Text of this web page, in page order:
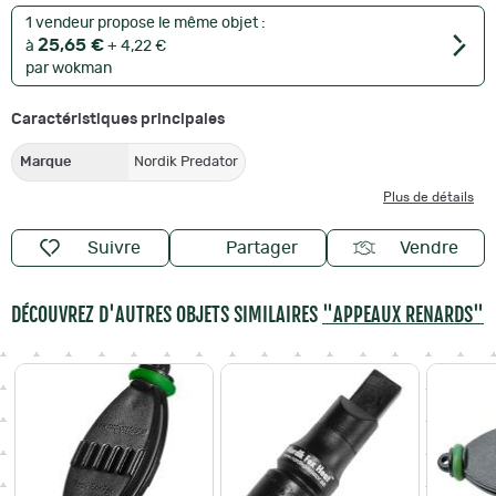
1 vendeur propose le même objet :
à 25,65 € + 4,22 €
par wokman
Caractéristiques principales
Marque Nordik Predator
Plus de détails
Suivre Partager Vendre
DÉCOUVREZ D'AUTRES OBJETS SIMILAIRES "APPEAUX RENARDS"